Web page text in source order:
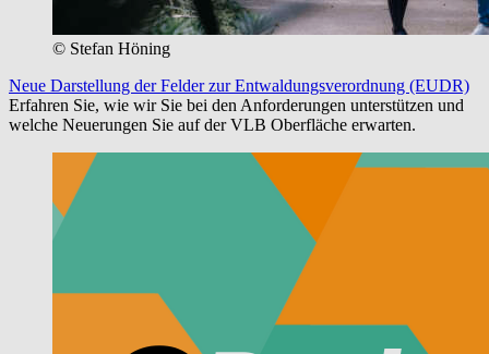
© Stefan Höning
Neue Darstellung der Felder zur Entwaldungsverordnung (EUDR)
Erfahren Sie, wie wir Sie bei den Anforderungen unterstützen und
welche Neuerungen Sie auf der VLB Oberfläche erwarten.